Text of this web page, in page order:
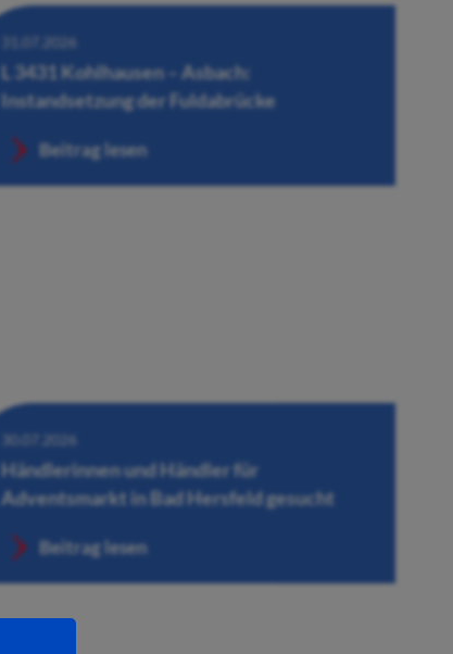
31.07.2026
L 3431 Kohlhausen – Asbach:
Instandsetzung der Fuldabrücke
Beitrag lesen
30.07.2026
Händlerinnen und Händler für
Adventsmarkt in Bad Hersfeld gesucht
Beitrag lesen